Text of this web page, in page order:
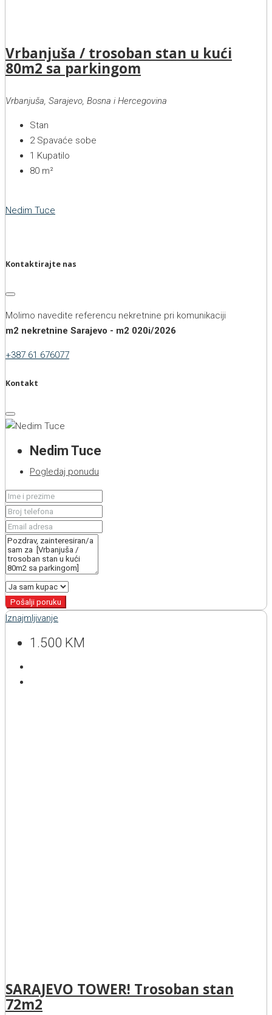
Vrbanjuša / trosoban stan u kući
80m2 sa parkingom
Vrbanjuša, Sarajevo, Bosna i Hercegovina
Stan
2 Spavaće sobe
1 Kupatilo
80 m²
Nedim Tuce
Kontaktirajte nas
Molimo navedite referencu nekretnine pri komunikaciji
m2 nekretnine Sarajevo - m2 020i/2026
+387 61 676077
Kontakt
Nedim Tuce
Pogledaj ponudu
Pošalji poruku
Iznajmljivanje
1.500 KM
SARAJEVO TOWER! Trosoban stan
72m2